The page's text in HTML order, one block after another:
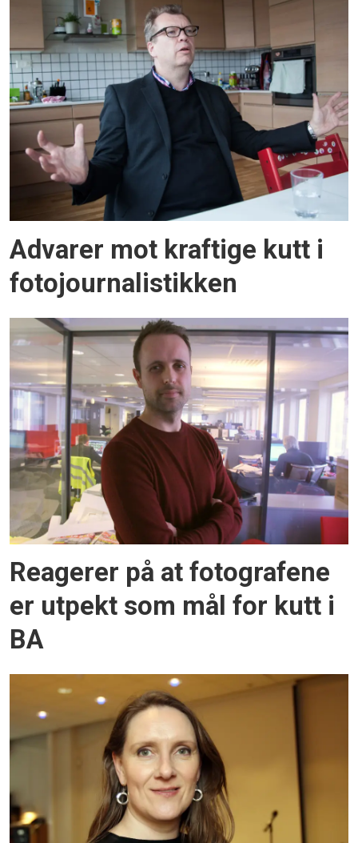
Advarer mot kraftige kutt i
fotojournalistikken
Reagerer på at fotografene
er utpekt som mål for kutt i
BA